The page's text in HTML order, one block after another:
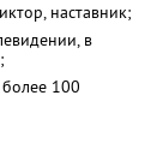
наставник;
в
100